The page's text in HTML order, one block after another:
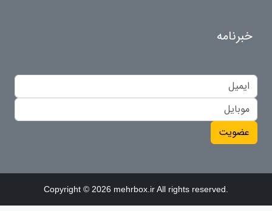
خبرنامه
عضویت
Copyright © 2026 mehrbox.ir All rights reserved.